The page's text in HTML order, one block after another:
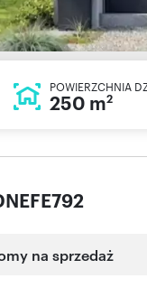
POWIERZCHNIA
250 m2
na sprzedaż